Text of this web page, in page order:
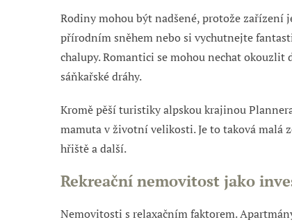
Rodiny mohou být nadšené, protože zařízení
přírodním sněhem nebo si vychutnejte
chalupy. Romantici se mohou nechat
sáňkařské dráhy.
Kromě pěší turistiky alpskou krajinou
mamuta v životní velikosti. Je to taková malá
hřiště a další.
Rekreační nemovitost jako
Nemovitosti s relaxačním faktorem.